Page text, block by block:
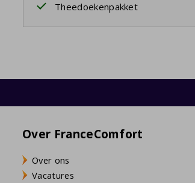
Theedoekenpakket
Over FranceComfort
Over ons
Vacatures